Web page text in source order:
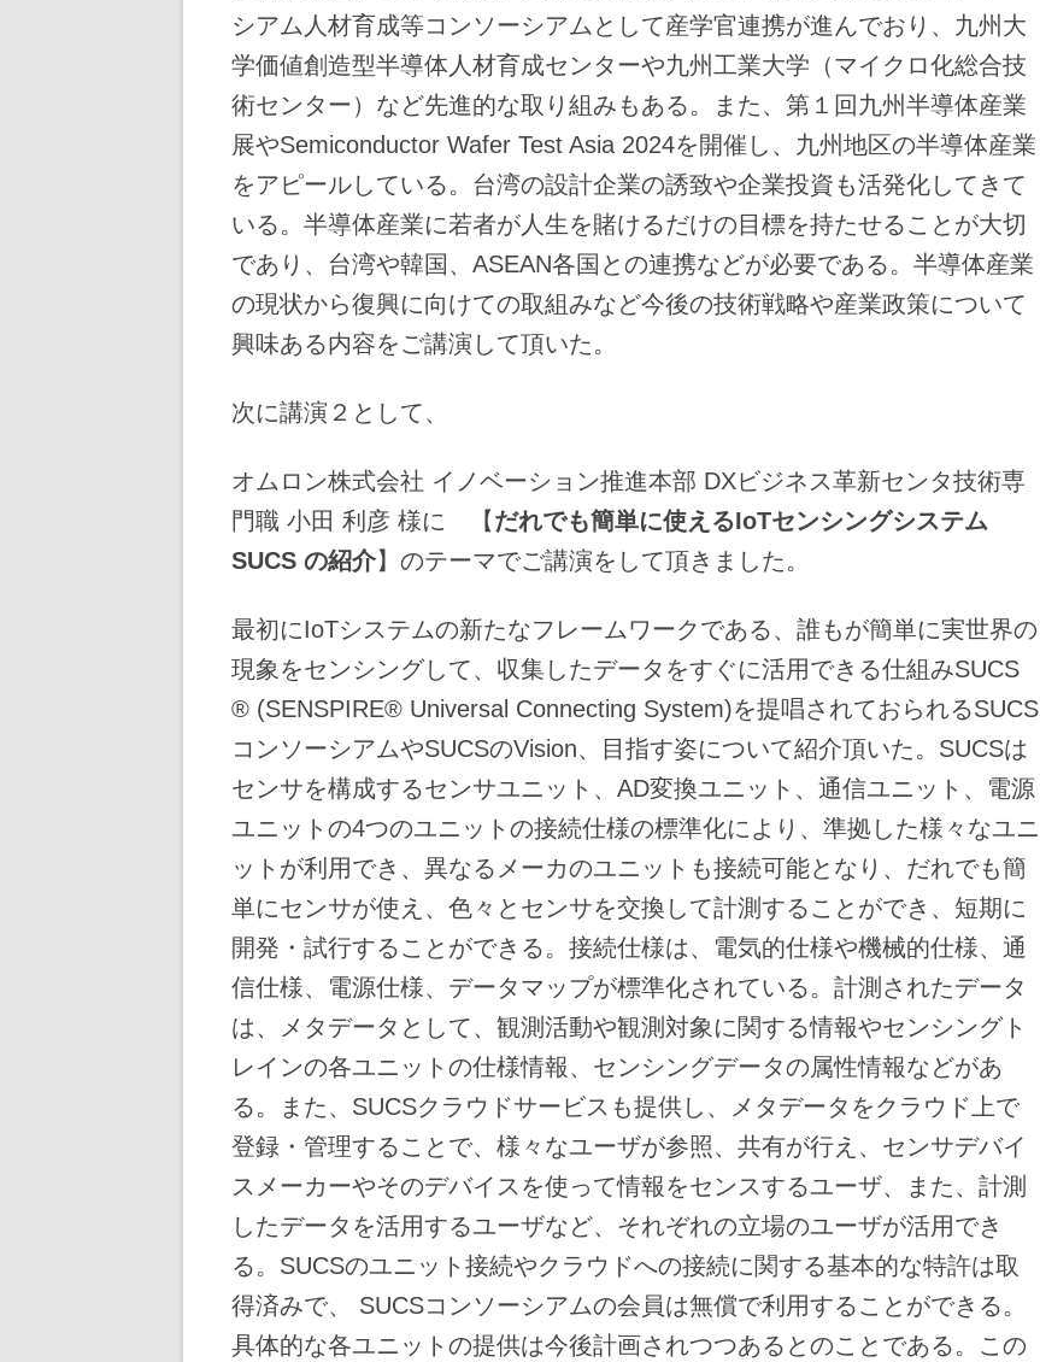
シアム人材育成等コンソーシアムとして産学官連携が進んでおり、九州大
学価値創造型半導体人材育成センターや九州工業大学（マイクロ化総合技
術センター）など先進的な取り組みもある。また、第１回九州半導体産業
展やSemiconductor Wafer Test Asia 2024を開催し、九州地区の半導体産業
をアピールしている。台湾の設計企業の誘致や企業投資も活発化してきて
いる。半導体産業に若者が人生を賭けるだけの目標を持たせることが大切
であり、台湾や韓国、ASEAN各国との連携などが必要である。半導体産業
の現状から復興に向けての取組みなど今後の技術戦略や産業政策について
興味ある内容をご講演して頂いた。
次に講演２として、
オムロン株式会社 イノベーション推進本部 DXビジネス革新センタ技術専
門職 小田 利彦 様に 【だれでも簡単に使えるIoTセンシングシステム
SUCS の紹介】のテーマでご講演をして頂きました。
最初にIoTシステムの新たなフレームワークである、誰もが簡単に実世界の
現象をセンシングして、収集したデータをすぐに活用できる仕組みSUCS
® (SENSPIRE® Universal Connecting System)を提唱されておられるSUCS
コンソーシアムやSUCSのVision、目指す姿について紹介頂いた。SUCSは
センサを構成するセンサユニット、AD変換ユニット、通信ユニット、電源
ユニットの4つのユニットの接続仕様の標準化により、準拠した様々なユニ
ットが利用でき、異なるメーカのユニットも接続可能となり、だれでも簡
単にセンサが使え、色々とセンサを交換して計測することができ、短期に
開発・試行することができる。接続仕様は、電気的仕様や機械的仕様、通
信仕様、電源仕様、データマップが標準化されている。計測されたデータ
は、メタデータとして、観測活動や観測対象に関する情報やセンシングト
レインの各ユニットの仕様情報、センシングデータの属性情報などがあ
る。また、SUCSクラウドサービスも提供し、メタデータをクラウド上で
登録・管理することで、様々なユーザが参照、共有が行え、センサデバイ
スメーカーやそのデバイスを使って情報をセンスするユーザ、また、計測
したデータを活用するユーザなど、それぞれの立場のユーザが活用でき
る。SUCSのユニット接続やクラウドへの接続に関する基本的な特許は取
得済みで、 SUCSコンソーシアムの会員は無償で利用することができる。
具体的な各ユニットの提供は今後計画されつつあるとのことである。この